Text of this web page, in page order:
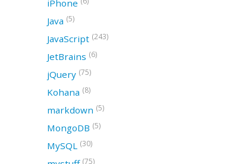
iPhone
Java (5)
JavaScript (243)
JetBrains (6)
jQuery (75)
Kohana (8)
markdown (5)
MongoDB (5)
MySQL (30)
(75)